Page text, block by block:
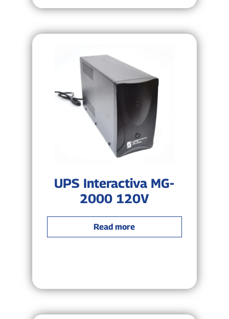
UPS Interactiva MG-
2000 120V
Read more